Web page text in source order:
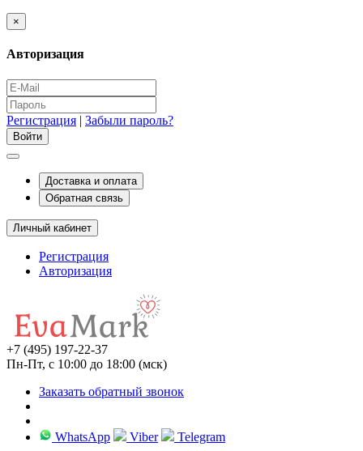
×
Авторизация
Регистрация | Забыли пароль?
Доставка и оплата
Обратная связь
Личный кабинет
Регистрация
Авторизация
+7 (495) 197-22-37
Пн-Пт, с 10:00 до 18:00 (мск)
Заказать обратный звонок
WhatsApp Viber Telegram